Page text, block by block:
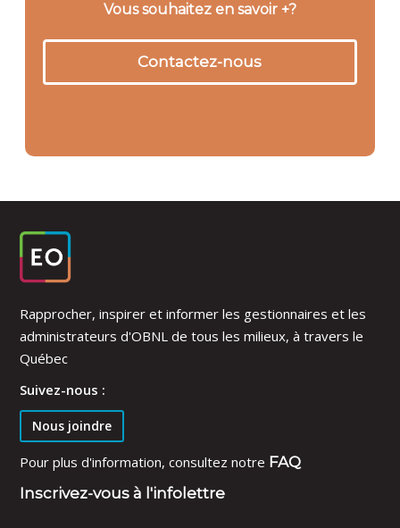
Vous souhaitez en savoir +?
Contactez-nous
Rapprocher, inspirer et informer les gestionnaires et les
administrateurs d'OBNL de tous les milieux, à travers le
Québec
Suivez-nous :
Nous joindre
Pour plus d'information, consultez notre FAQ
Inscrivez-vous à l'infolettre